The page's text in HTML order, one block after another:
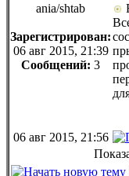
ania/shtab
Зарегистрирован:
06 авг 2015, 21:39
Сообщений: 3
06 авг 2015, 21:56